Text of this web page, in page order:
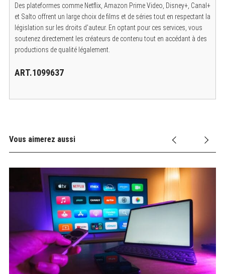
Des plateformes comme Netflix, Amazon Prime Video, Disney+, Canal+
et Salto offrent un large choix de films et de séries tout en respectant la
législation sur les droits d’auteur. En optant pour ces services, vous
soutenez directement les créateurs de contenu tout en accédant à des
productions de qualité légalement.
ART.1099637
Vous aimerez aussi